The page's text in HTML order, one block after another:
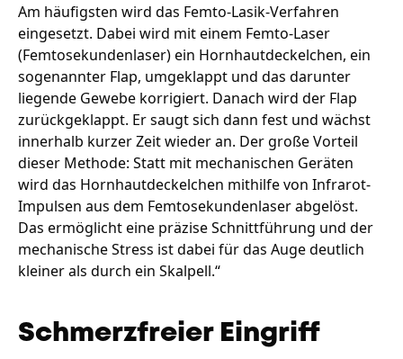
Am häufigsten wird das Femto-Lasik-Verfahren
eingesetzt. Dabei wird mit einem Femto-Laser
(Femtosekundenlaser) ein Hornhautdeckelchen, ein
sogenannter Flap, umgeklappt und das darunter
liegende Gewebe korrigiert. Danach wird der Flap
zurückgeklappt. Er saugt sich dann fest und wächst
innerhalb kurzer Zeit wieder an. Der große Vorteil
dieser Methode: Statt mit mechanischen Geräten
wird das Hornhautdeckelchen mithilfe von Infrarot-
Impulsen aus dem Femtosekundenlaser abgelöst.
Das ermöglicht eine präzise Schnittführung und der
mechanische Stress ist dabei für das Auge deutlich
kleiner als durch ein Skalpell.“
Schmerzfreier Eingriff